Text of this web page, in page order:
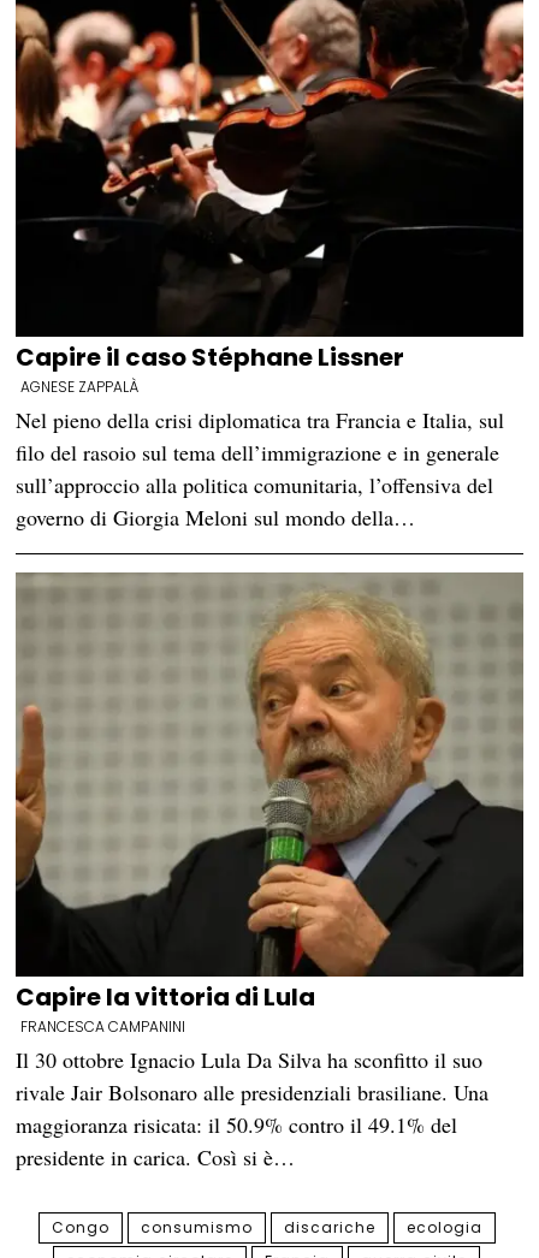
Capire il caso Stéphane Lissner
AGNESE ZAPPALÀ
Nel pieno della crisi diplomatica tra Francia e Italia, sul
filo del rasoio sul tema dell’immigrazione e in generale
sull’approccio alla politica comunitaria, l’offensiva del
governo di Giorgia Meloni sul mondo della…
Capire la vittoria di Lula
FRANCESCA CAMPANINI
Il 30 ottobre Ignacio Lula Da Silva ha sconfitto il suo
rivale Jair Bolsonaro alle presidenziali brasiliane. Una
maggioranza risicata: il 50.9% contro il 49.1% del
presidente in carica. Così si è…
Congo consumismo discariche
ecologia